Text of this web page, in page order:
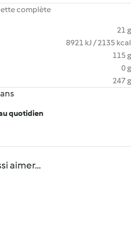
complète
21 g
8921 kJ / 2135 kcal
115 g
0 g
247 g
quotidien
aimer...